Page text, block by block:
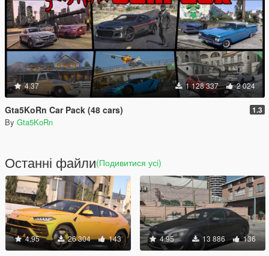
4.37 1 128 337 2 024
Gta5KoRn Car Pack (48 cars) 1.3
By Gta5KoRn
Останні файли(Подивитися усі)
4.95 26 304 143 4.95 13 886 136